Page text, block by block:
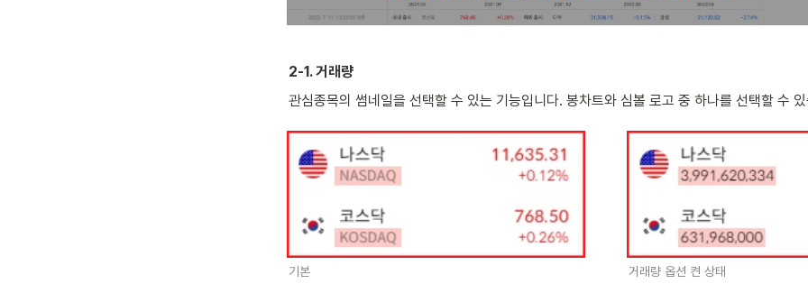
2-1. 거래량
관심종목의 썸네일을 선택할 수 있는 기능입니다. 봉차트와 심볼 로고 중 하나를 선택할 수
기본 거래량 옵션 켠 상태